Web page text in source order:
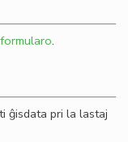
.
ĝisdata pri la lastaj